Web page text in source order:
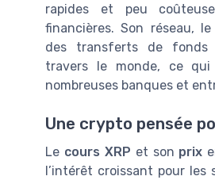
rapides et peu
financières. Son réseau,
des transferts de fonds
travers le monde, ce
nombreuses banques et
Une crypto pensée
Le cours XRP et son prix
l’intérêt croissant pour